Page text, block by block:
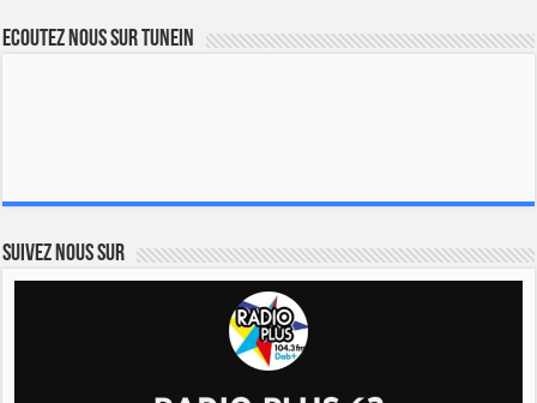
Ecoutez nous sur TuneIn
Suivez nous sur